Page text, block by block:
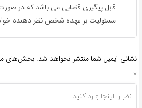
قابل پیگیری قضایی می باشد که در
مسئولیت بر عهده شخص نظر دهنده
نشانی ایمیل شما منتشر نخواهد شد. بخش‌های
*